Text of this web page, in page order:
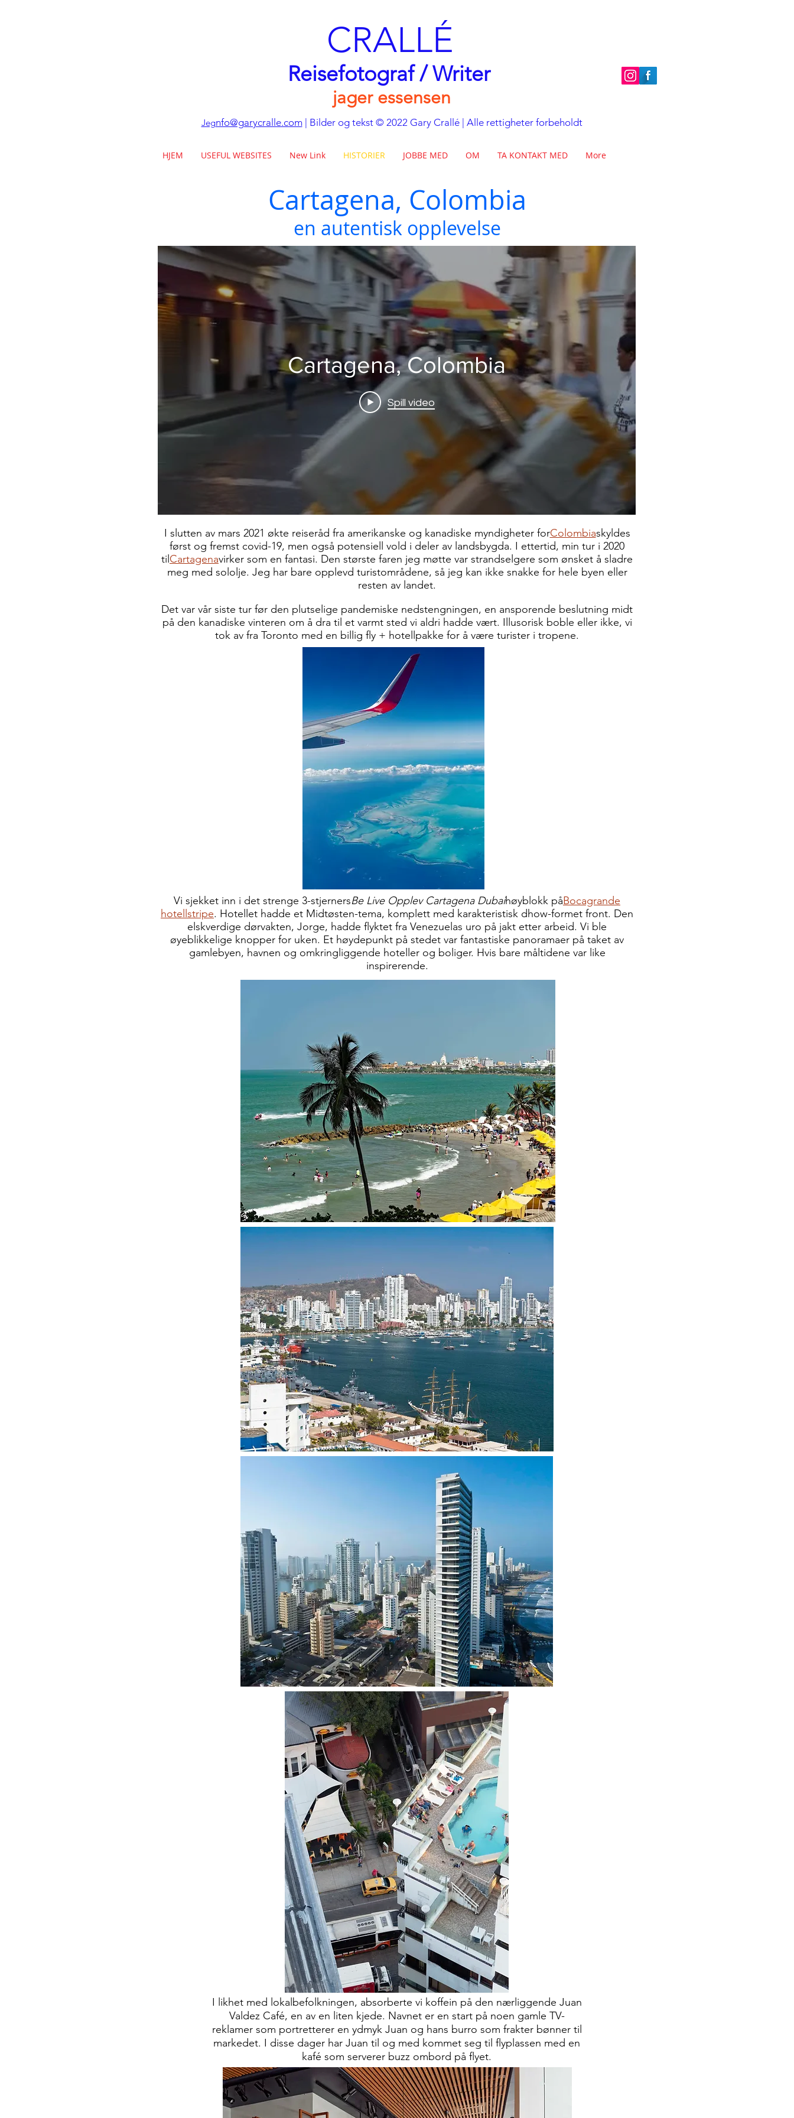
CRALLÉ
Reisefotograf / Writer
jager essensen
Jegnfo@garycralle.com| Bilder og tekst © 2022 Gary Crallé | Alle rettigheter forbeholdt
HJEM USEFUL WEBSITES New Link HISTORIER JOBBE MED OM TA KONTAKT MED More
Cartagena, Colombia
en autentisk opplevelse
Cartagena, Colombia
Spill video
I slutten av mars 2021 økte reiseråd fra amerikanske og kanadiske myndigheter forColombiaskyldes
først og fremst covid-19, men også potensiell vold i deler av landsbygda. I ettertid, min tur i 2020
til Cartagenavirker som en fantasi. Den største faren jeg møtte var strandselgere som ønsket å sladre
meg med sololje. Jeg har bare opplevd turistområdene, så jeg kan ikke snakke for hele byen eller
resten av landet.
Det var vår siste tur før den plutselige pandemiske nedstengningen, en ansporende beslutning midt
på den kanadiske vinteren om å dra til et varmt sted vi aldri hadde vært. Illusorisk boble eller ikke, vi
tok av fra Toronto med en billig fly + hotellpakke for å være turister i tropene.
Vi sjekket inn i det strenge 3-stjernersBe Live Opplev Cartagena Dubaihøyblokk påBocagrande
hotellstripe. Hotellet hadde et Midtøsten-tema, komplett med karakteristisk dhow-formet front. Den
elskverdige dørvakten, Jorge, hadde flyktet fra Venezuelas uro på jakt etter arbeid. Vi ble
øyeblikkelige knopper for uken. Et høydepunkt på stedet var fantastiske panoramaer på taket av
gamlebyen, havnen og omkringliggende hoteller og boliger. Hvis bare måltidene var like
inspirerende.
I likhet med lokalbefolkningen, absorberte vi koffein på den nærliggende Juan
Valdez Café, en av en liten kjede. Navnet er en start på noen gamle TV-
reklamer som portretterer en ydmyk Juan og hans burro som frakter bønner til
markedet. I disse dager har Juan til og med kommet seg til flyplassen med en
kafé som serverer buzz ombord på flyet.